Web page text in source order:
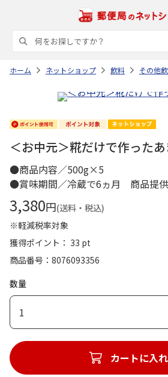
ホーム ネットショップ 飲料 その他
＜お中元＞糀だけで作った
●商品内容／500g×5
●賞味期間／冷蔵で6ヵ月 商品提供
3,380円(送料・税込)
※軽減税率対象
獲得ポイント： 33 pt
商品番号
8076093356
数量
1
カートに入